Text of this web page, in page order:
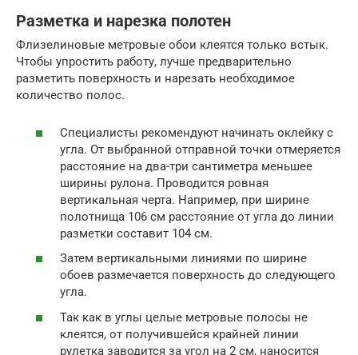
Разметка и нарезка полотен
Флизелиновые метровые обои клеятся только встык.
Чтобы упростить работу, лучше предварительно
разметить поверхность и нарезать необходимое
количество полос.
Специалисты рекомендуют начинать оклейку с
угла. От выбранной отправной точки отмеряется
расстояние на два-три сантиметра меньшее
ширины рулона. Проводится ровная
вертикальная черта. Например, при ширине
полотнища 106 см расстояние от угла до линии
разметки составит 104 см.
Затем вертикальными линиями по ширине
обоев размечается поверхность до следующего
угла.
Так как в углы целые метровые полосы не
клеятся, от получившейся крайней линии
рулетка заводится за угол на 2 см, наносится